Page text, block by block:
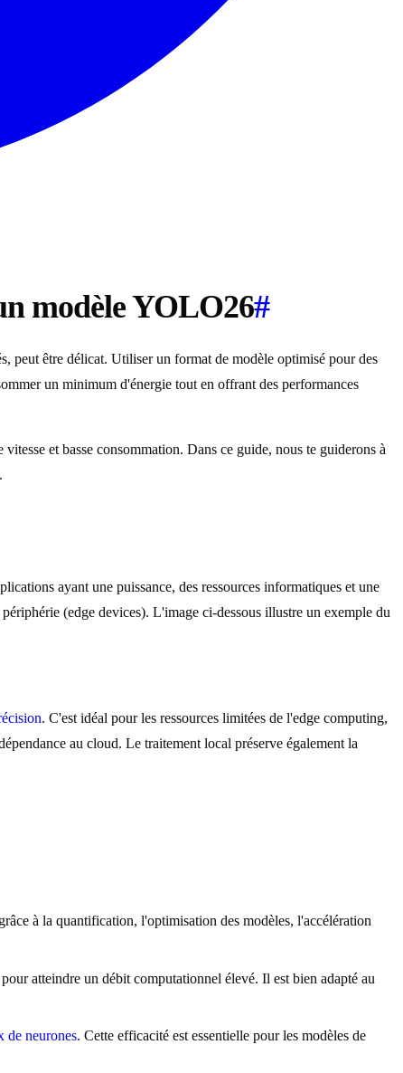
modèle YOLO26#
peut être délicat. Utiliser un format de modèle optimisé pour des
un minimum d'énergie tout en offrant des performances
et basse consommation. Dans ce guide, nous te guiderons à
ayant une puissance, des ressources informatiques et une
(edge devices). L'image ci-dessous illustre un exemple du
. C'est idéal pour les ressources limitées de l'edge computing,
au cloud. Le traitement local préserve également la
à la quantification, l'optimisation des modèles, l'accélération
atteindre un débit computationnel élevé. Il est bien adapté au
de neurones. Cette efficacité est essentielle pour les modèles de